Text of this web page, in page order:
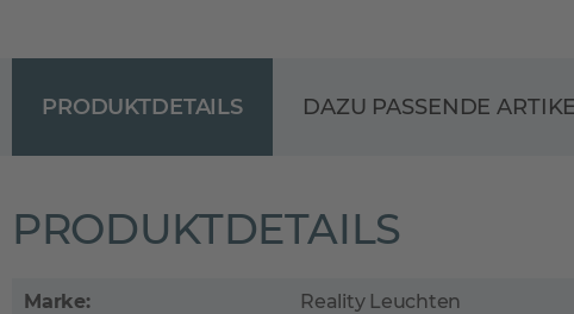
PRODUKTDETAILS
PRODUKTDETAILS
Marke: Reality Leuchten
DAZU PASSENDE